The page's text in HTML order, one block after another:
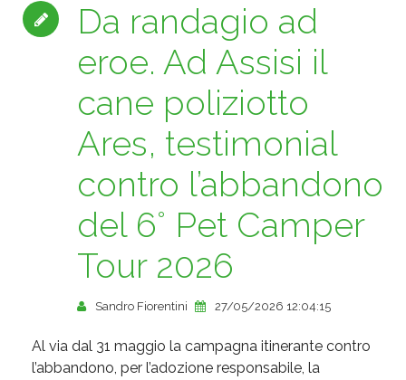
Da randagio ad
eroe. Ad Assisi il
cane poliziotto
Ares, testimonial
contro l’abbandono
del 6° Pet Camper
Tour 2026
Sandro Fiorentini 27/05/2026 12:04:15
Al via dal 31 maggio la campagna itinerante contro
l’abbandono, per l’adozione responsabile, la